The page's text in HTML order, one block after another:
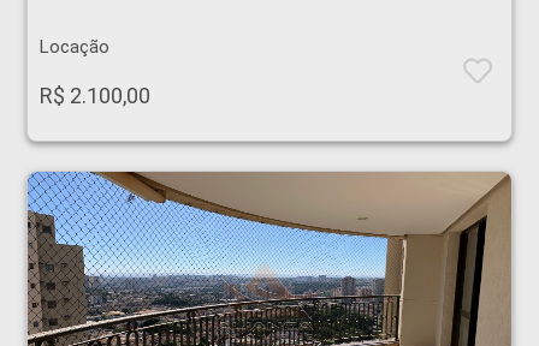
Locação
R$ 2.100,00